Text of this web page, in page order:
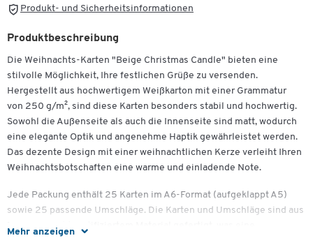
Produkt- und Sicherheitsinformationen
Mehr anzeigen
Produktbeschreibung
Die Weihnachts-Karten "Beige Christmas Candle" bieten eine
stilvolle Möglichkeit, Ihre festlichen Grüße zu versenden.
Hergestellt aus hochwertigem Weißkarton mit einer Grammatur
von 250 g/m², sind diese Karten besonders stabil und hochwertig.
Sowohl die Außenseite als auch die Innenseite sind matt, wodurch
eine elegante Optik und angenehme Haptik gewährleistet werden.
Das dezente Design mit einer weihnachtlichen Kerze verleiht Ihren
Weihnachtsbotschaften eine warme und einladende Note.
Jede Packung enthält 25 Karten im A6-Format (aufgeklappt A5)
sowie 25 passende Umschläge. Die Karten und Umschläge sind aus
FSC Mix Credit zertifiziertem Material gefertigt, was eine